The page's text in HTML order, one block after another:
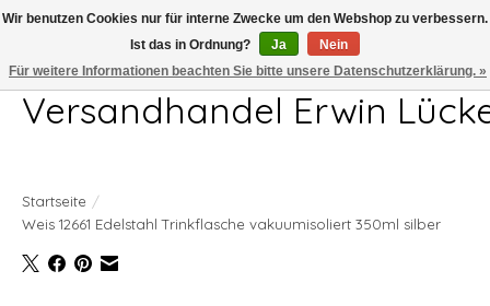
Telefon 04407 715872 MO-DO 7.00-17.00Uhr FR 7.00-13.00Uhr
Versandhandel Erwin
Startseite /
Weis 12661 Edelstahl Trinkflasche vakuumisoliert 350ml silber
Wir benutzen Cookies nur für interne Zwecke um den Webshop zu verbessern.
Ist das in Ordnung?
Ja
Nein
Für weitere Informationen beachten Sie bitte unsere Datenschutzerklärung. »